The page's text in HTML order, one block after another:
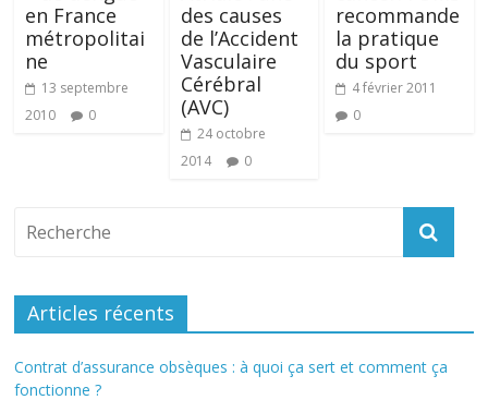
en France
métropolitai
ne
13 septembre
2010
0
des causes
de l’Accident
Vasculaire
Cérébral
(AVC)
24 octobre
2014
0
recommande
la pratique
du sport
4 février 2011
0
Articles récents
Contrat d’assurance obsèques : à quoi ça sert et comment ça
fonctionne ?